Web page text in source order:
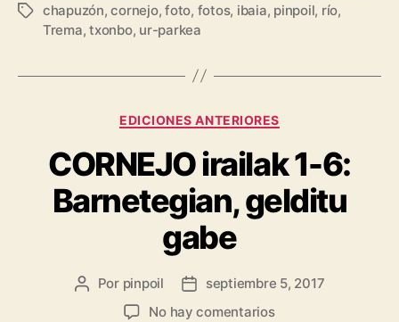
chapuzón,cornejo,foto, fotos, ibaia, pinpoil, río,
Trema,txonbo, ur-parkea
EDICIONES ANTERIORES
CORNEJO irailak 1-6:
Barnetegian, gelditu
gabe
Por pinpoil
septiembre 5, 2017
No hay comentarios